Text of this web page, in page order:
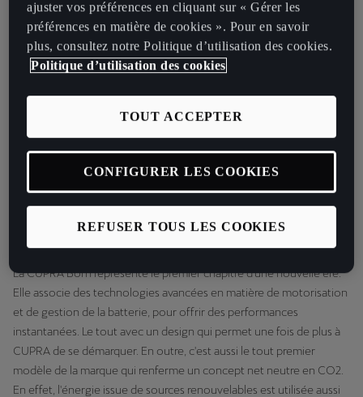
conquérir de nouveaux utilisateurs, et ainsi aider la marque CUPRA
à se démarquer. »
La CUPRA Born se distingue par son design sportif, ses
CUPRA Formentor.
La CUPRA Born représente le premier chapitre d'une nouvelle ère.
Elle associe des technologies avancées en matière de motorisation
et de gestion de la batterie, pour offrir des performances
instantanées. Le tout avec un design qui permet une fois de plus à
CUPRA de se démarquer. En outre, c'est aussi le tout premier
modèle de la marque qui renferme un concept net neutre en CO2.
En effet, l'énergie issue de sources renouvelables est utilisée aussi
ajuster vos préférences en cliquant sur « Gérer les
préférences en matière de cookies ». Pour en savoir
plus, consultez notre Politique d’utilisation des cookies.
Politique d’utilisation des cookies
REFUSER TOUS LES COOKIES
TOUT ACCEPTER
CONFIGURER LES COOKIES